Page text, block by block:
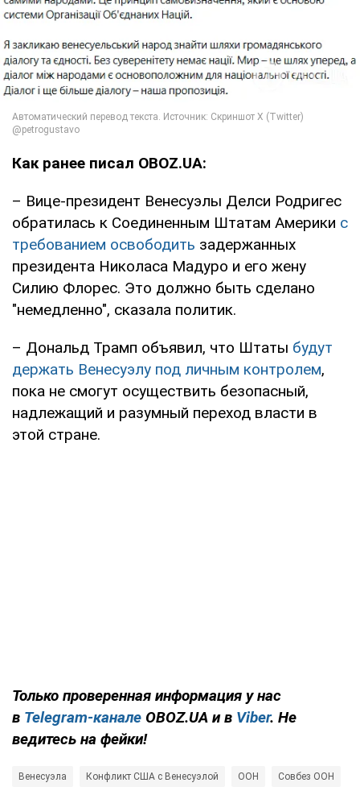
Как ранее писал OBOZ.UA:
– Вице-президент Венесуэлы Делси Родригес
обратилась к Соединенным Штатам Америки с
требованием освободить задержанных
президента Николаса Мадуро и его жену
Силию Флорес. Это должно быть сделано
"немедленно", сказала политик.
– Дональд Трамп объявил, что Штаты будут
держать Венесуэлу под личным контролем,
пока не смогут осуществить безопасный,
надлежащий и разумный переход власти в
этой стране.
Только проверенная информация у нас
в Telegram-канале OBOZ.UA и в Viber. Не
ведитесь на фейки!
Венесуэла Конфликт США с Венесуэлой ООН Совбез ООН